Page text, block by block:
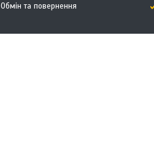
Обмін та повернення